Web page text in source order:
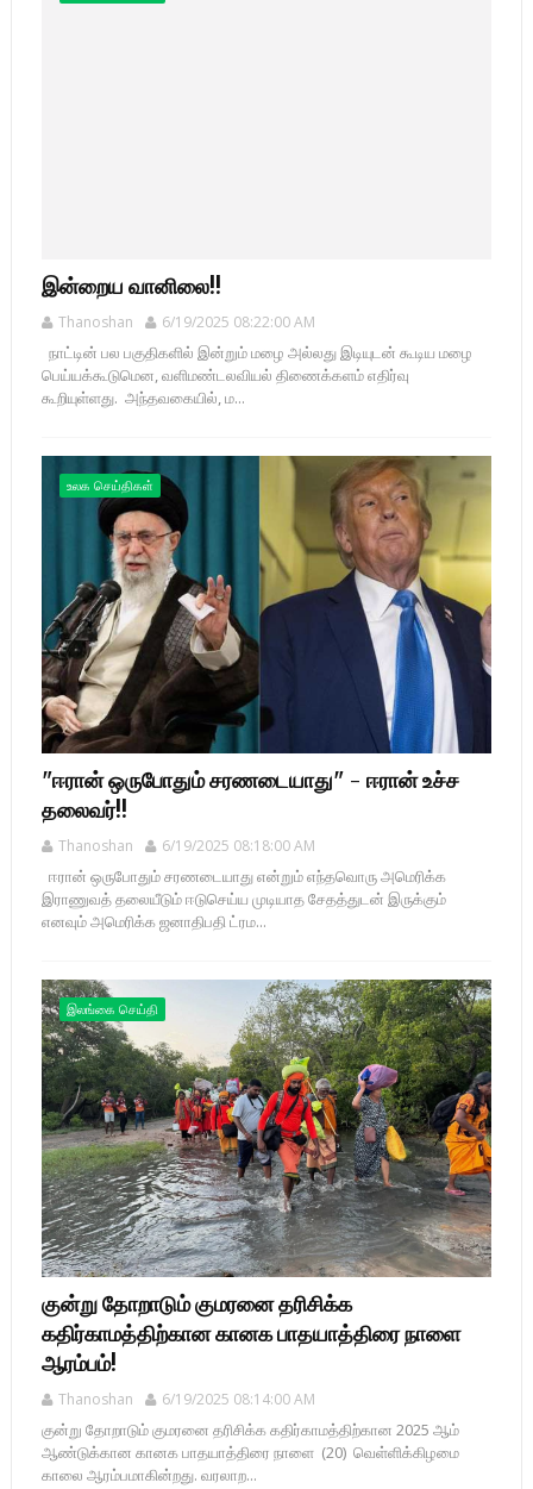
இன்றைய வானிலை!!
Thanoshan 6/19/2025 08:22:00 AM
நாட்டின் பல பகுதிகளில் இன்றும் மழை அல்லது இடியுடன் கூடிய மழை
பெய்யக்கூடுமென, வளிமண்டலவியல் திணைக்களம் எதிர்வு
கூறியுள்ளது. அந்தவகையில், ம...
உலக செய்திகள்
"ஈரான் ஒருபோதும் சரணடையாது" - ஈரான் உச்ச
தலைவர்!!
Thanoshan 6/19/2025 08:18:00 AM
ஈரான் ஒருபோதும் சரணடையாது என்றும் எந்தவொரு அமெரிக்க
இராணுவத் தலையீடும் ஈடுசெய்ய முடியாத சேதத்துடன் இருக்கும்
எனவும் அமெரிக்க ஜனாதிபதி ட்ரம...
இலங்கை செய்தி
குன்று தோறாடும் குமரனை தரிசிக்க
கதிர்காமத்திற்கான கானக பாதயாத்திரை நாளை
ஆரம்பம்!
Thanoshan 6/19/2025 08:14:00 AM
குன்று தோறாடும் குமரனை தரிசிக்க கதிர்காமத்திற்கான 2025 ஆம்
ஆண்டுக்கான கானக பாதயாத்திரை நாளை (20) வெள்ளிக்கிழமை
காலை ஆரம்பமாகின்றது. வரலாற...